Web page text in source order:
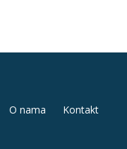
O nama Kontakt